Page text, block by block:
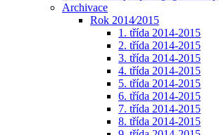
Archivace
Rok 2014⁄2015
1. třída 2014-2015
2. třída 2014-2015
3. třída 2014-2015
4. třída 2014-2015
5. třída 2014-2015
6. třída 2014-2015
7. třída 2014-2015
8. třída 2014-2015